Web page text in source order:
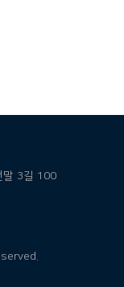
말 3길 100